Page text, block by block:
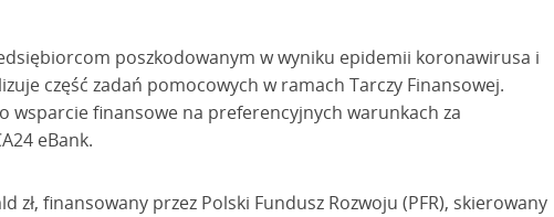
poszkodowanym w wyniku epidemii koronawirusa i
część zadań pomocowych w ramach Tarczy Finansowej.
wsparcie finansowe na preferencyjnych warunkach za
eBank.
finansowany przez Polski Fundusz Rozwoju (PFR), skierowany